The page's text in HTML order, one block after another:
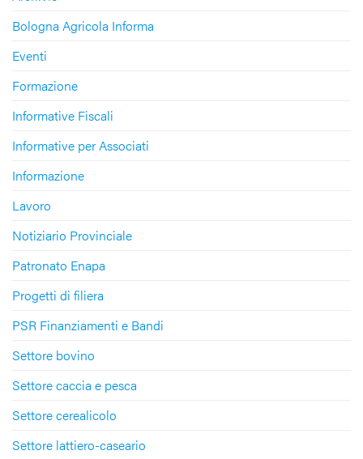
Bologna Agricola Informa
Eventi
Formazione
Informative Fiscali
Informative per Associati
Informazione
Lavoro
Notiziario Provinciale
Patronato Enapa
Progetti di filiera
PSR Finanziamenti e Bandi
Settore bovino
Settore caccia e pesca
Settore cerealicolo
Settore lattiero-caseario